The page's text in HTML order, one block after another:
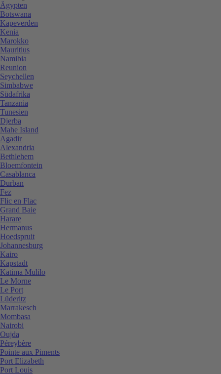
Ägypten
Botswana
Kapeverden
Kenia
Marokko
Mauritius
Namibia
Reunion
Seychellen
Simbabwe
Südafrika
Tanzania
Tunesien
Djerba
Mahe Island
Agadir
Alexandria
Bethlehem
Bloemfontein
Casablanca
Durban
Fez
Flic en Flac
Grand Baie
Harare
Hermanus
Hoedspruit
Johannesburg
Kairo
Kapstadt
Katima Mulilo
Le Morne
Le Port
Lüderitz
Marrakesch
Mombasa
Nairobi
Oujda
Péreybère
Pointe aux Piments
Port Elizabeth
Port Louis